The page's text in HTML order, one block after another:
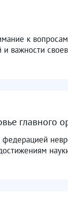
к вопросам
и важности
главного